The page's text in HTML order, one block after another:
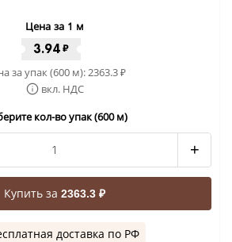
Цена за 1 м
3.94 ₽
за упак (600 м):2363.3₽
вкл. НДС
кол-во упак (600 м)
+
Купить за 2363.3 ₽
доставка по РФ